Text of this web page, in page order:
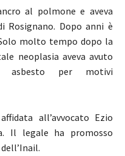
al polmone e aveva
Rosignano. Dopo anni è
molto tempo dopo la
neoplasia aveva avuto
asbesto per motivi
all’avvocato Ezio
Il legale ha promosso